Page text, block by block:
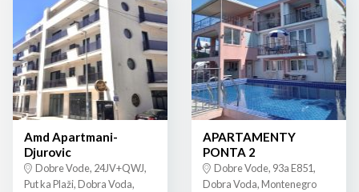
Amd Apartmani-
Djurovic
Dobre Vode, 24JV+QWJ,
Put ka Plaži, Dobra Voda,
APARTAMENTY
PONTA 2
Dobre Vode, 93a E851,
Dobra Voda, Montenegro